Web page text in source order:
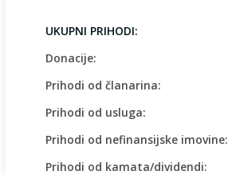
UKUPNI PRIHODI:
Donacije:
Prihodi od članarina:
Prihodi od usluga:
Prihodi od nefinansijske imovine:
Prihodi od kamata/dividendi: